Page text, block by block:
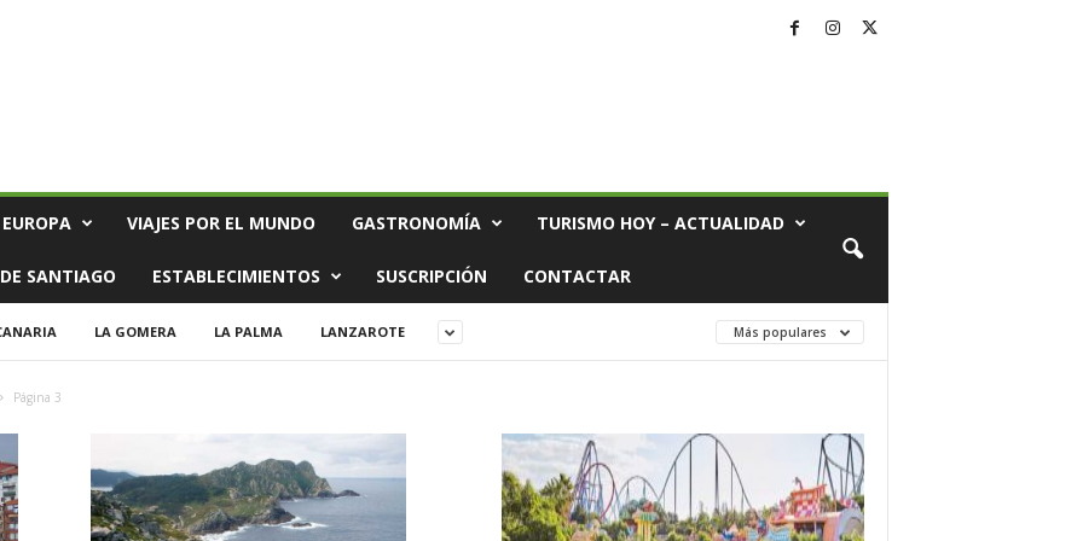
VIAJES POR EL MUNDO GASTRONOMÍA TURISMO HOY – ACTUALIDAD
SANTIAGO ESTABLECIMIENTOS SUSCRIPCIÓN CONTACTAR
LA GOMERA LA PALMA LANZAROTE Más populares
Página 3